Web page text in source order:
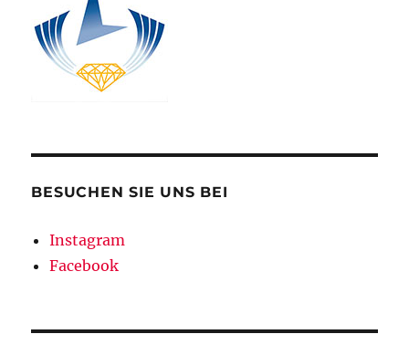
BESUCHEN SIE UNS BEI
Instagram
Facebook